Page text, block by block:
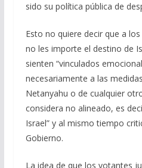
sido su política pública de
Esto no quiere decir que a
no les importe el destino de
sienten “vinculados
necesariamente a las
Netanyahu o de cualquier
considera no alineado, es
Israel” y al mismo tiempo
Gobierno.
La idea de que los votantes